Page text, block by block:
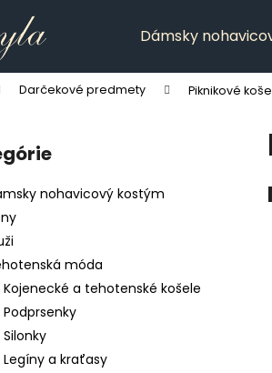
Dámsky
Darčekové predmety Piknikové koše
nohavicový kostým
móda
Kojenecké a tehotenské košele
Podprsenky
Silonky
Legíny a kraťasy